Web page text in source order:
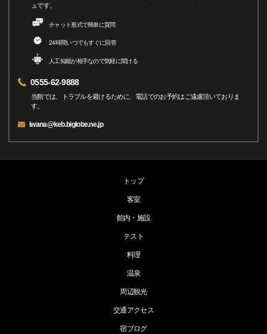
ュです。
チャット形式で簡単に質問
24時間いつでもすぐに回答
人工知能が相手なので気軽に聞ける
0555-62-9888
当館では、トラブルを避けるために、電話でのお予約はご遠慮頂いておりま
す。
iwana@keb.biglobe.ne.jp
トップ
客室
館内・施設
テスト
料理
温泉
周辺観光
交通アクセス
宿ブログ